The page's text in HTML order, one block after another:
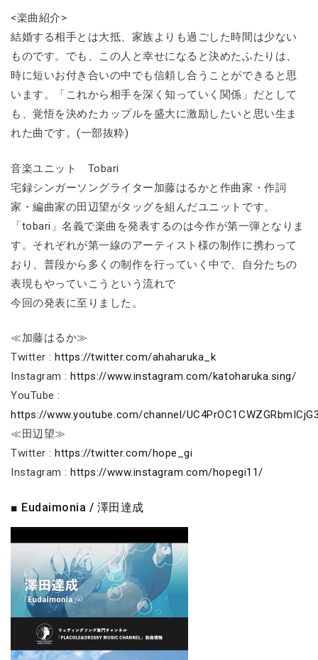
<楽曲紹介>
結婚する相手とは大抵、家族よりも過ごした時間は少ない
ものです。でも、この人と幸せになると決めたふたりは、
時に短いお付き合いの中でも信頼し合うことができると思
います。「これから相手を深く知っていく関係」だとして
も、覚悟を決めたカップルを盛大に激励したいと思い生ま
れた曲です。(一部抜粋)
音楽ユニット Tobari
宅録シンガーソングライター加藤はるかと作曲家・作詞
家・編曲家の田辺望がタッグを組んだユニットです。
「tobari」名義で楽曲を発表するのは今作が第一弾となりま
す。それぞれが第一線のアーティスト様の制作に携わって
おり、普段から多くの制作を行っていく中で、自分たちの
表現もやっていこうという流れで
今回の発表に至りました。
≪加藤はるか≫
Twitter :https://twitter.com/ahaharuka_k
Instagram :https://www.instagram.com/katoharuka.sing/
YouTube :
https://www.youtube.com/channel/
≪田辺望≫
Twitter :https://twitter.com/hope_gi
Instagram :https://www.instagram.com/hopegi11/
■ Eudaimonia / 澤田達成